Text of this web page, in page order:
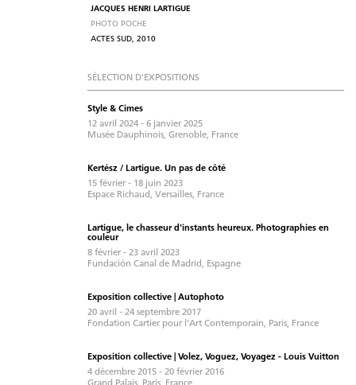
JACQUES HENRI LARTIGUE
PHOTO POCHE
ACTES SUD, 2010
SÉLECTION D'EXPOSITIONS
Style & Cimes
12 avril 2024 - 6 janvier 2025
Musée Dauphinois, Grenoble, France
Kertész / Lartigue. Un pas de côté
15 février - 18 juin 2023
Espace Richaud, Versailles, France
Lartigue, le chasseur d'instants heureux. Photographies en
couleur
8 février - 23 avril 2023
Fundación Canal de Madrid, Espagne
Exposition collective | Autophoto
20 avril - 24 septembre 2017
Fondation Cartier pour l'Art Contemporain, Paris, France
Exposition collective | Volez, Voguez, Voyagez - Louis Vuitton
4 décembre 2015 - 20 février 2016
Grand Palais, Paris, France